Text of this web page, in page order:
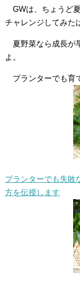
GWは、ちょうど
チャレンジしてみた
夏野菜なら成長が
よ。
プランターでも育
プランターでも失敗
方を伝授します